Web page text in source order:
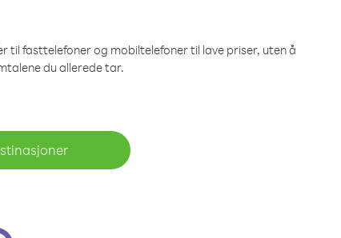
til fasttelefoner og mobiltelefoner til lave priser, uten å
du allerede tar.